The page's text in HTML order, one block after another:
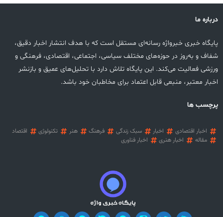
درباره ما
پایگاه خبری خبرواژه رسانه‌ای مستقل است که با هدف انتشار اخبار دقیق،
شفاف و به‌روز در حوزه‌های مختلف سیاسی، اجتماعی، اقتصادی، فرهنگی و
ورزشی فعالیت می‌کند. این پایگاه تلاش دارد با تحلیل‌های عمیق و بازنشر
اخبار معتبر، منبعی قابل اعتماد برای مخاطبان خود باشد.
پرچسب ها
اخبار اقتصادی اخبار سبک زندگی فرهنگ هنر تکنولوژی
اقتصاد
مقاله
اخبار هنری اخبار فناوری